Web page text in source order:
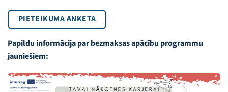
PIETEIKUMA ANKETA
Papildu informācija par bezmaksas apācību programmu
jauniešiem: